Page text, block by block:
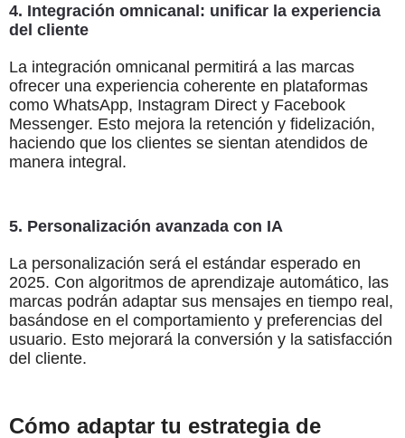
4. Integración omnicanal: unificar la experiencia
del cliente
La integración omnicanal permitirá a las marcas
ofrecer una experiencia coherente en plataformas
como WhatsApp, Instagram Direct y Facebook
Messenger. Esto mejora la retención y fidelización,
haciendo que los clientes se sientan atendidos de
manera integral.
5. Personalización avanzada con IA
La personalización será el estándar esperado en
2025. Con algoritmos de aprendizaje automático, las
marcas podrán adaptar sus mensajes en tiempo real,
basándose en el comportamiento y preferencias del
usuario. Esto mejorará la conversión y la satisfacción
del cliente.
Cómo adaptar tu estrategia de